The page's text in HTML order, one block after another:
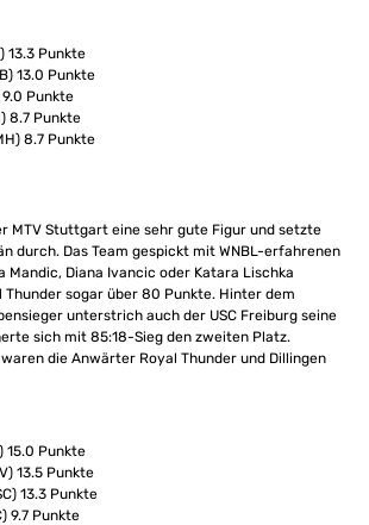
13.3 Punkte
13.0 Punkte
Punkte
8.7 Punkte
8.7 Punkte
MTV Stuttgart eine sehr gute Figur und setzte
durch. Das Team gespickt mit WNBL-erfahrenen
Mandic, Diana Ivancic oder Katara Lischka
Thunder sogar über 80 Punkte. Hinter dem
unterstrich auch der USC Freiburg seine
sich mit 85:18-Sieg den zweiten Platz.
die Anwärter Royal Thunder und Dillingen
15.0 Punkte
13.5 Punkte
13.3 Punkte
9.7 Punkte